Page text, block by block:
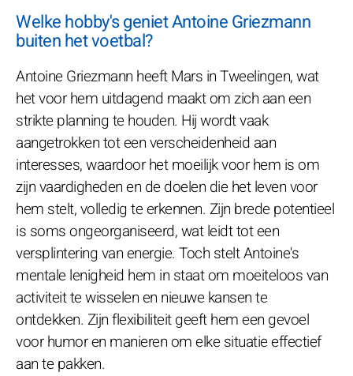
Welke hobby's geniet Antoine Griezmann
buiten het voetbal?
Antoine Griezmann heeft Mars in Tweelingen, wat
het voor hem uitdagend maakt om zich aan een
strikte planning te houden. Hij wordt vaak
aangetrokken tot een verscheidenheid aan
interesses, waardoor het moeilijk voor hem is om
zijn vaardigheden en de doelen die het leven voor
hem stelt, volledig te erkennen. Zijn brede potentieel
is soms ongeorganiseerd, wat leidt tot een
versplintering van energie. Toch stelt Antoine's
mentale lenigheid hem in staat om moeiteloos van
activiteit te wisselen en nieuwe kansen te
ontdekken. Zijn flexibiliteit geeft hem een gevoel
voor humor en manieren om elke situatie effectief
aan te pakken.